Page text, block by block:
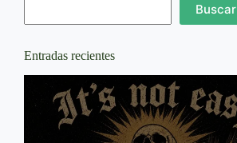
Buscar
Entradas recientes